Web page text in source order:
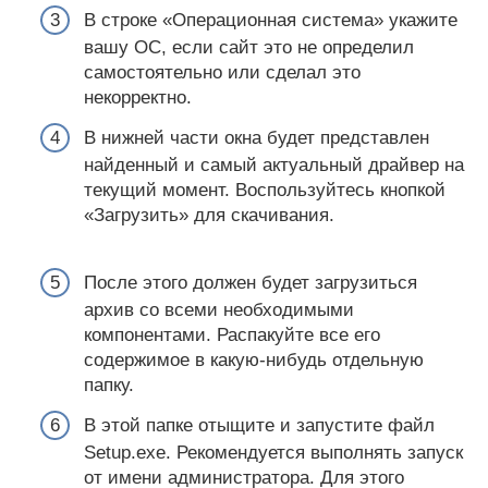
В строке «Операционная система» укажите
вашу ОС, если сайт это не определил
самостоятельно или сделал это
некорректно.
В нижней части окна будет представлен
найденный и самый актуальный драйвер на
текущий момент. Воспользуйтесь кнопкой
«Загрузить» для скачивания.
После этого должен будет загрузиться
архив со всеми необходимыми
компонентами. Распакуйте все его
содержимое в какую-нибудь отдельную
папку.
В этой папке отыщите и запустите файл
Setup.exe. Рекомендуется выполнять запуск
от имени администратора. Для этого